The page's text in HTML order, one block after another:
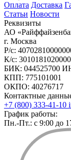
Оплата Доставка
Статьи Новости
Реквизиты
АО
г. Москва
Р/с:
К/с:
БИК: 044525700
КПП: 775101001
ОКПО: 40276717
Контактные
+7 (800) 333-41-10
График работы:
Пн.-Пт.: с 9:00 до